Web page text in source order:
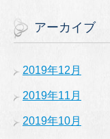
アーカイブ
2019年12月
2019年11月
2019年10月